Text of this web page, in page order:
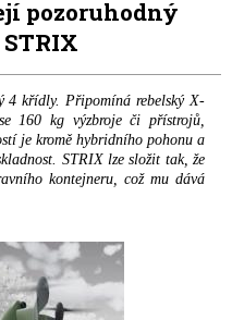
pozoruhodný
4 křídly. Připomíná rebelský X-
160 kg výzbroje či přístrojů,
je kromě hybridního pohonu a
STRIX lze složit tak, že
kontejneru, což mu dává